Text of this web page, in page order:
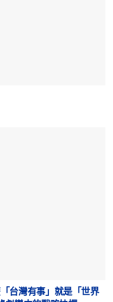
台灣有事」就是「世界